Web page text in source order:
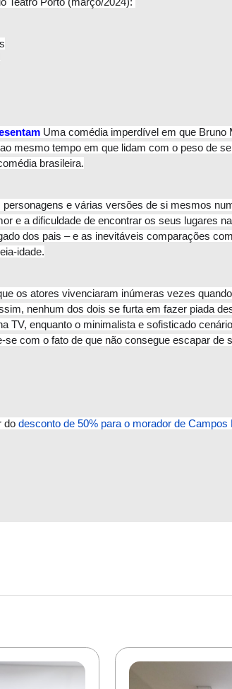
Uma comédia imperdível em que Bruno
mesmo tempo em que lidam com o peso de
brasileira.
e várias versões de si mesmos
e a dificuldade de encontrar os seus lugares
dos pais – e as inevitáveis comparações
idade.
os atores vivenciaram inúmeras vezes
nenhum dos dois se furta em fazer piada
TV, enquanto o minimalista e sofisticado
com o fato de que não consegue escapar de
do desconto de 50% para o morador de